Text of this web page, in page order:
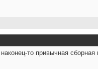
то привычная сборная